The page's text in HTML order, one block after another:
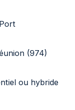
(974)
ou hybride